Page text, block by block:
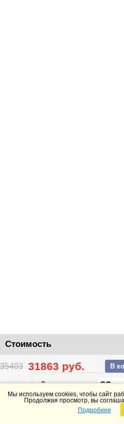
Стоимость
35403 31863 руб. В
До конца акции23
Telegram
Мы используем cookies, чтобы сайт
Продолжая просмотр, вы
Подробнее